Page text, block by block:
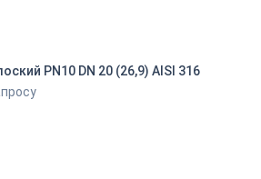
Фланец плоский PN10 DN 20 (26,9) AISI 316